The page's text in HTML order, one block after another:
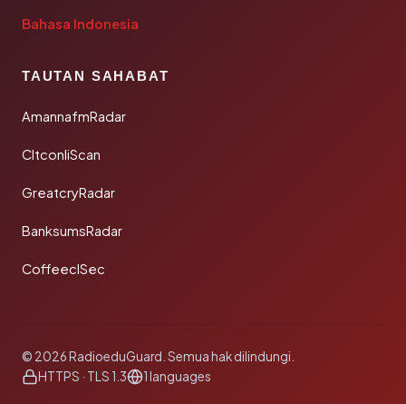
Bahasa Indonesia
TAUTAN SAHABAT
AmannafmRadar
CltconliScan
GreatcryRadar
BanksumsRadar
CoffeeclSec
© 2026 RadioeduGuard. Semua hak dilindungi.
HTTPS · TLS 1.3
1 languages